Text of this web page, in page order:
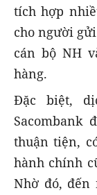
tích hợp
cho người
cán bộ NH
hàng.
Đặc biệt,
Sacombank
thuận tiện,
hành chính
Nhờ đó, đến